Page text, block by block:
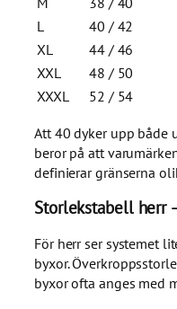
L
40 / 42
XL
44 / 46
XXL
48 / 50
XXXL
52 / 54
Att 40 dyker upp både
beror på att
definierar gränserna
Storlekstabell herr
För herr ser systemet
byxor.
byxor ofta anges med